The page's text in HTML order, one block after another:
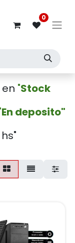
0
"Stock
En deposito"